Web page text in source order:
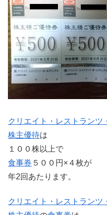
クリエイト・レストランツ
株主優待は
１００株以上で
食事券 ５００円×４枚が
年2回あたります。
クリエイト・レストランツ